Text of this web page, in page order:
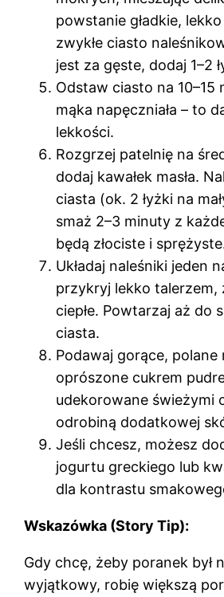
powstanie gładkie,
zwykłe ciasto
jest za gęste, dodaj 1–2
Odstaw ciasto na 10–15
mąka napęczniała – to
lekkości.
Rozgrzej patelnię na
dodaj kawałek masła.
ciasta (ok. 2 łyżki na
smaż 2–3 minuty z
będą złociste i
Układaj naleśniki jeden
przykryj lekko talerzem,
ciepłe. Powtarzaj aż do
ciasta.
Podawaj gorące, polane
oprószone cukrem
udekorowane świeżymi
odrobiną dodatkowej
Jeśli chcesz, możesz
jogurtu greckiego lub
dla kontrastu
Wskazówka (Story Tip):
Gdy chcę, żeby poranek był
wyjątkowy, robię większą